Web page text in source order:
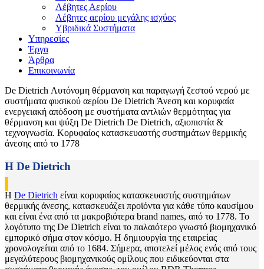
Λέβητες Αερίου
Λέβητες αερίου μεγάλης ισχύος
Υβριδικά Συστήματα
Υπηρεσίες
Έργα
Άρθρα
Επικοινωνία
De Dietrich Αυτόνομη θέρμανση και παραγωγή ζεστού νερού με
συστήματα φυσικού αερίου De Dietrich Άνεση και κορυφαία
ενεργειακή απόδοση με συστήματα αντλιών θερμότητας για
θέρμανση και ψύξη De Dietrich De Dietrich, αξιοπιστία &
τεχνογνωσία. Κορυφαίος κατασκευαστής συστημάτων θερμικής
άνεσης από το 1778
Η De Dietrich
Η De Dietrich είναι κορυφαίος κατασκευαστής συστημάτων
θερμικής άνεσης, κατασκευάζει προϊόντα για κάθε τύπο καυσίμου
και είναι ένα από τα μακροβιότερα brand names, από το 1778. Το
λογότυπο της De Dietrich είναι το παλαιότερο γνωστό βιομηχανικό
εμπορικό σήμα στον κόσμο. Η δημιουργία της εταιρείας
χρονολογείται από το 1684. Σήμερα, αποτελεί μέλος ενός από τους
μεγαλύτερους βιομηχανικούς ομίλους που ειδικεύονται στα